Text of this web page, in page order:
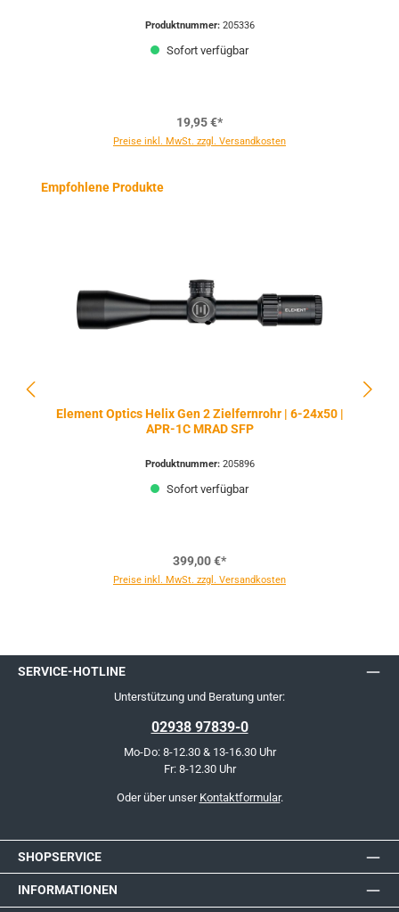
Produktnummer: 205336
Sofort verfügbar
19,95 €*
Preise inkl. MwSt. zzgl. Versandkosten
Produktgalerie überspringen
Empfohlene Produkte
Element Optics Helix Gen 2 Zielfernrohr | 6-24x50 |
APR-1C MRAD SFP
Produktnummer: 205896
Sofort verfügbar
399,00 €*
Preise inkl. MwSt. zzgl. Versandkosten
SERVICE-HOTLINE
Unterstützung und Beratung unter:
02938 97839-0
Mo-Do: 8-12.30 & 13-16.30 Uhr
Fr: 8-12.30 Uhr
Oder über unser Kontaktformular.
SHOPSERVICE
INFORMATIONEN